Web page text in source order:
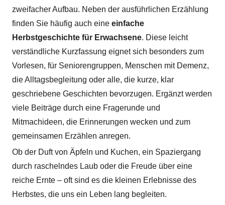
zweifacher Aufbau. Neben der ausführlichen Erzählung
finden Sie häufig auch eine einfache
Herbstgeschichte für Erwachsene. Diese leicht
verständliche Kurzfassung eignet sich besonders zum
Vorlesen, für Seniorengruppen, Menschen mit Demenz,
die Alltagsbegleitung oder alle, die kurze, klar
geschriebene Geschichten bevorzugen. Ergänzt werden
viele Beiträge durch eine Fragerunde und
Mitmachideen, die Erinnerungen wecken und zum
gemeinsamen Erzählen anregen.
Ob der Duft von Äpfeln und Kuchen, ein Spaziergang
durch raschelndes Laub oder die Freude über eine
reiche Ernte – oft sind es die kleinen Erlebnisse des
Herbstes, die uns ein Leben lang begleiten.